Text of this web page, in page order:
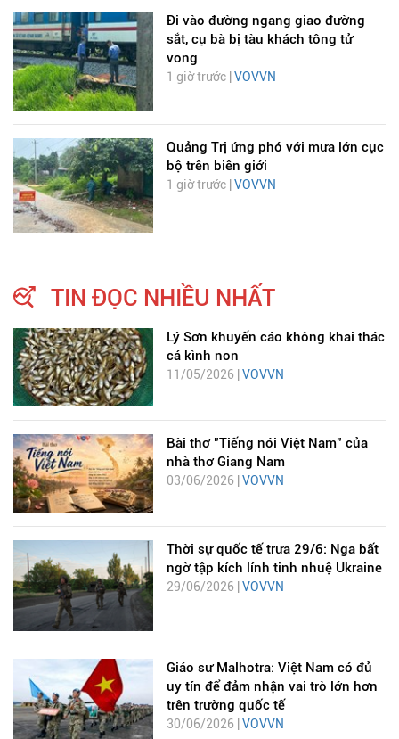
Đi vào đường ngang giao đường
sắt, cụ bà bị tàu khách tông tử
vong
1 giờ trước | VOVVN
Quảng Trị ứng phó với mưa lớn cục
bộ trên biên giới
1 giờ trước |VOVVN
TIN ĐỌC NHIỀU NHẤT
Lý Sơn khuyến cáo không khai thác
cá kình non
11/05/2026 | VOVVN
Bài thơ "Tiếng nói Việt Nam" của
nhà thơ Giang Nam
03/06/2026 | VOVVN
Thời sự quốc tế trưa 29/6: Nga bất
ngờ tập kích lính tinh nhuệ Ukraine
29/06/2026 |VOVVN
Giáo sư Malhotra: Việt Nam có đủ
uy tín để đảm nhận vai trò lớn hơn
trên trường quốc tế
30/06/2026 | VOVVN